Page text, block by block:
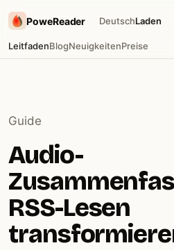
PoweReader
LeitfadenBlogNeuigkeitenPreise
DeutschLaden
Guide
Audio-
RSS-Lesen